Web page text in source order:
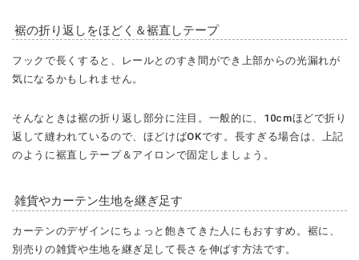
裾の折り返しをほどく＆裾直しテープ
フックで長くすると、レールとのすき間ができ上部からの光漏れが
気になるかもしれません。
そんなときは裾の折り返し部分に注目。一般的に、10cmほどで折り
返して縫われているので、ほどけばOKです。長すぎる場合は、上記
のように裾直しテープ＆アイロンで固定しましょう。
雑貨やカーテン生地を継ぎ足す
カーテンのデザインにちょっと飽きてきた人にもおすすめ。裾に、
別売りの雑貨や生地を継ぎ足して長さを伸ばす方法です。